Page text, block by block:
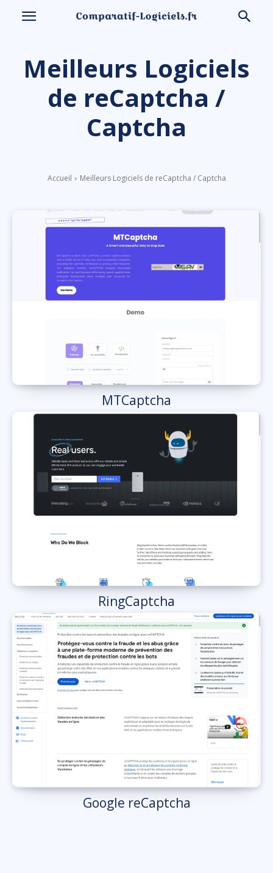
Meilleurs Logiciels
de reCaptcha /
Captcha
Accueil Meilleurs Logiciels de reCaptcha / Captcha
MTCaptcha
RingCaptcha
Google reCaptcha